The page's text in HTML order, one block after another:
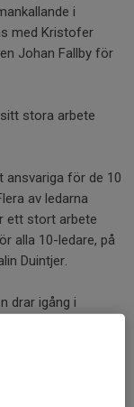
i
med Kristofer
Johan Fallby för
stora arbete
ansvariga för de 10
av ledarna
ett stort arbete
alla 10-ledare, på
Duintjer.
drar igång i
dig och använda
Allt du handlar